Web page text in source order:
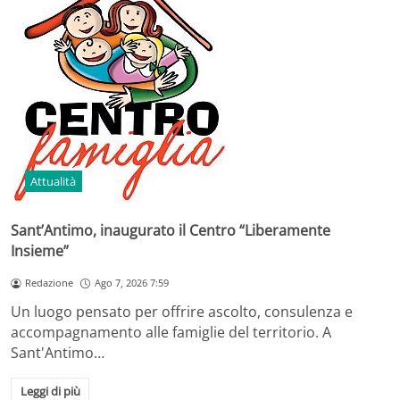
Attualità
Sant’Antimo, inaugurato il Centro “Liberamente
Insieme”
Redazione Ago 7, 2026 7:59
Un luogo pensato per offrire ascolto, consulenza e
accompagnamento alle famiglie del territorio. A
Sant'Antimo…
Leggi di più